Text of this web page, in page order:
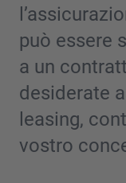
può essere
a un
desiderate
leasing,
vostro